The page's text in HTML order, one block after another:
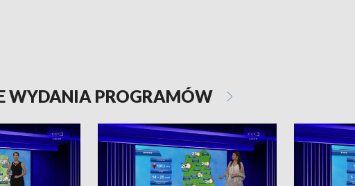
WYDANIA PROGRAMÓW